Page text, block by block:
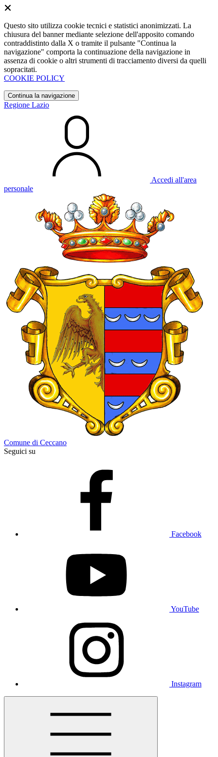
Questo sito utilizza cookie tecnici e statistici anonimizzati. La
chiusura del banner mediante selezione dell'apposito comando
contraddistinto dalla X o tramite il pulsante "Continua la
navigazione" comporta la continuazione della navigazione in
assenza di cookie o altri strumenti di tracciamento diversi da quelli
sopracitati.
COOKIE POLICY
Continua la navigazione
Regione Lazio
Accedi all'area
personale
Comune di Ceccano
Seguici su
Facebook
YouTube
Instagram